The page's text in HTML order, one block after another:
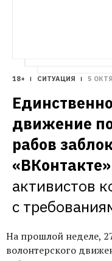
18+ СИТУАЦИЯ 5
движение
рабов
активистов
с
На прошлой неделе,
волонтерского